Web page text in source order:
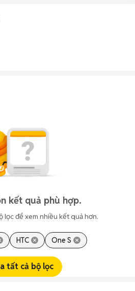
kết quả phù hợp.
lọc để xem nhiều kết quả hơn.
HTC One S
tất cả bộ lọc